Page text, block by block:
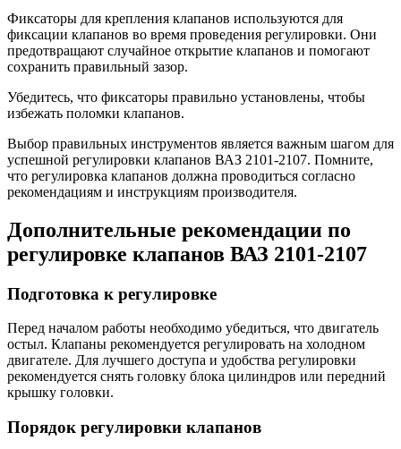
Фиксаторы для крепления клапанов используются для
фиксации клапанов во время проведения регулировки. Они
предотвращают случайное открытие клапанов и помогают
сохранить правильный зазор.
Убедитесь, что фиксаторы правильно установлены, чтобы
избежать поломки клапанов.
Выбор правильных инструментов является важным шагом для
успешной регулировки клапанов ВАЗ 2101-2107. Помните,
что регулировка клапанов должна проводиться согласно
рекомендациям и инструкциям производителя.
Дополнительные рекомендации по
регулировке клапанов ВАЗ 2101-2107
Подготовка к регулировке
Перед началом работы необходимо убедиться, что двигатель
остыл. Клапаны рекомендуется регулировать на холодном
двигателе. Для лучшего доступа и удобства регулировки
рекомендуется снять головку блока цилиндров или передний
крышку головки.
Порядок регулировки клапанов